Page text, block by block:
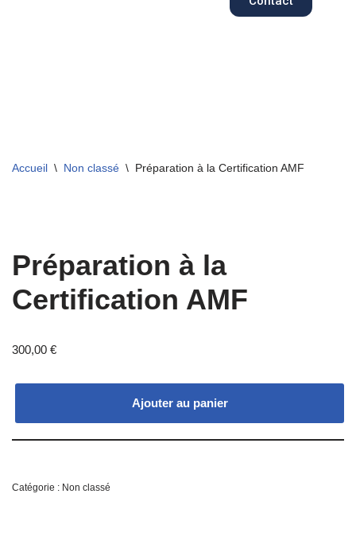
Accueil \ Non classé \ Préparation à la Certification AMF
Préparation à la
Certification AMF
300,00 €
Ajouter au panier
Catégorie : Non classé